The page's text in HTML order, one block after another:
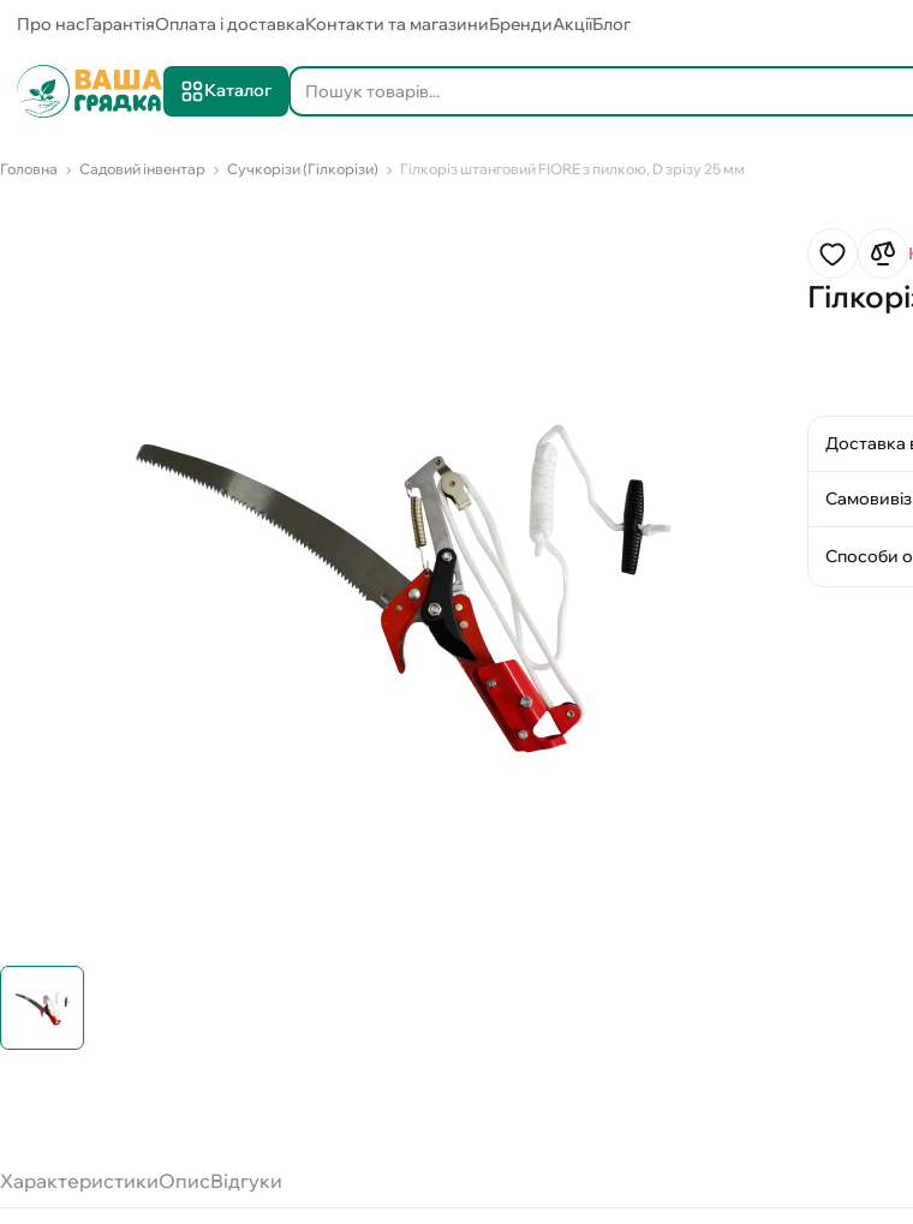
Про насГарантіяОплата і доставкаКонтакти та магазиниБрендиАкціїБлог
Каталог
Головна Садовий інвентар Сучкорізи (Гілкорізи) Гілкоріз штанговий FIORE з пилкою, D зрізу 25 мм
Доставка
Способи
ХарактеристикиОписВідгуки